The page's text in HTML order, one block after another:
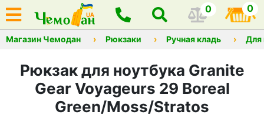
0 0
Магазин Чемодан Рюкзаки Ручная кладь Для
Рюкзак для ноутбука Granite
Gear Voyageurs 29 Boreal
Green/Moss/Stratos